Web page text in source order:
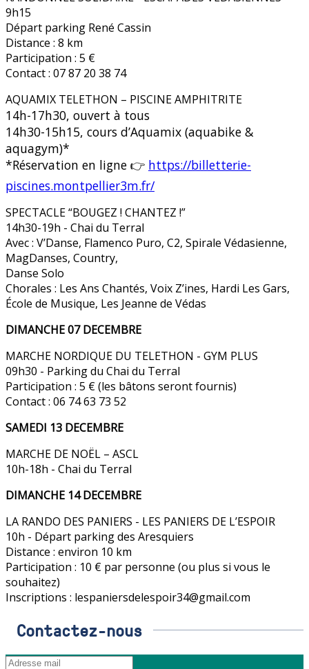
9h15
Départ parking René Cassin
Distance : 8 km
Participation : 5 €
Contact : 07 87 20 38 74
AQUAMIX TELETHON – PISCINE AMPHITRITE
14h-17h30, ouvert à tous
14h30-15h15, cours d’Aquamix (aquabike &
aquagym)*
*Réservation en ligne 👉 https://billetterie-
piscines.montpellier3m.fr/
SPECTACLE “BOUGEZ ! CHANTEZ !”
14h30-19h - Chai du Terral
Avec : V’Danse, Flamenco Puro, C2, Spirale Védasienne,
MagDanses, Country,
Danse Solo
Chorales : Les Ans Chantés, Voix Z’ines, Hardi Les Gars,
École de Musique, Les Jeanne de Védas
DIMANCHE 07 DECEMBRE
MARCHE NORDIQUE DU TELETHON - GYM PLUS
09h30 - Parking du Chai du Terral
Participation : 5 € (les bâtons seront fournis)
Contact : 06 74 63 73 52
SAMEDI 13 DECEMBRE
MARCHE DE NOËL – ASCL
10h-18h - Chai du Terral
DIMANCHE 14 DECEMBRE
LA RANDO DES PANIERS - LES PANIERS DE L’ESPOIR
10h - Départ parking des Aresquiers
Distance : environ 10 km
Participation : 10 € par personne (ou plus si vous le
souhaitez)
Inscriptions : lespaniersdelespoir34@gmail.com
Contactez-nous